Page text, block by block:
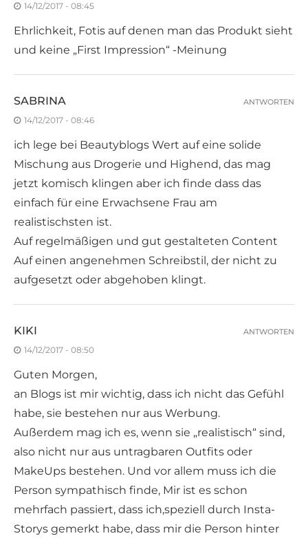
14/12/2017 - 08:45
Ehrlichkeit, Fotis auf denen man das Produkt sieht
und keine „First Impression“ -Meinung
SABRINA
14/12/2017 - 08:46
ich lege bei Beautyblogs Wert auf eine solide
Mischung aus Drogerie und Highend, das mag
jetzt komisch klingen aber ich finde dass das
einfach für eine Erwachsene Frau am
realistischsten ist.
Auf regelmäßigen und gut gestalteten Content
Auf einen angenehmen Schreibstil, der nicht zu
aufgesetzt oder abgehoben klingt.
ANTWORTEN
KIKI
14/12/2017 - 08:50
Guten Morgen,
an Blogs ist mir wichtig, dass ich nicht das Gefühl
habe, sie bestehen nur aus Werbung.
Außerdem mag ich es, wenn sie „realistisch“ sind,
also nicht nur aus untragbaren Outfits oder
MakeUps bestehen. Und vor allem muss ich die
Person sympathisch finde, Mir ist es schon
mehrfach passiert, dass ich,speziell durch Insta-
Storys gemerkt habe, dass mir die Person hinter
ANTWORTEN